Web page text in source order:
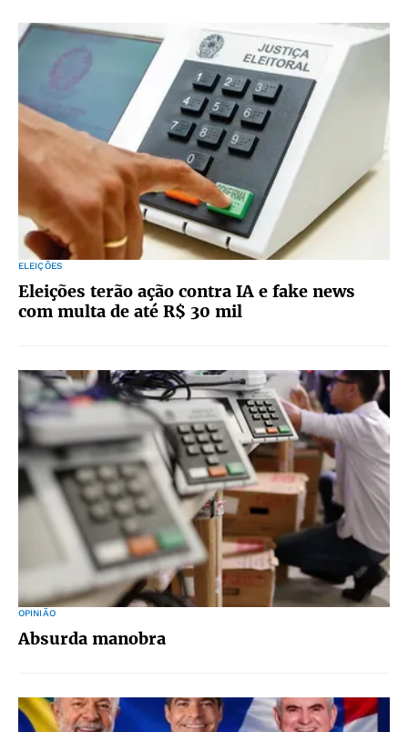
ELEIÇÕES
Eleições terão ação contra IA e fake news
com multa de até R$ 30 mil
OPINIÃO
Absurda manobra